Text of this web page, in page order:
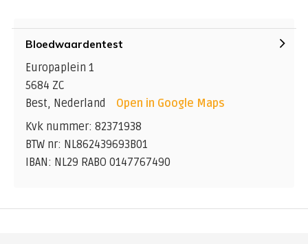
Bloedwaardentest
Europaplein 1
5684 ZC
Best, Nederland
Open in Google Maps
Kvk nummer: 82371938
BTW nr: NL862439693B01
IBAN: NL29 RABO 0147767490